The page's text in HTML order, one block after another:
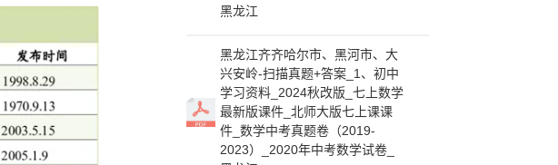
黑龙江
黑龙江齐齐哈尔市、黑河市、大
兴安岭-扫描真题+答案_1、初中
学习资料_2024秋改版_七上数学
最新版课件_北师大版七上课课
件_数学中考真题卷（2019-
2023）_2020年中考数学试卷_